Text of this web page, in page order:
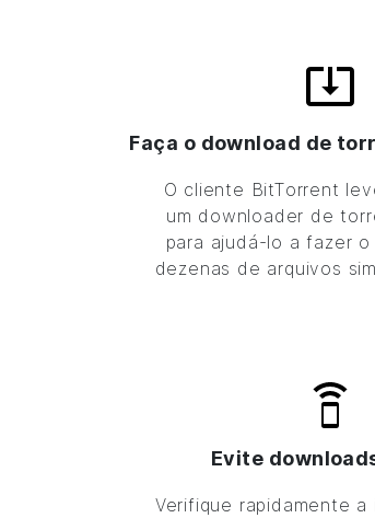
Faça o download de
O cliente BitTorrent
um downloader de
para ajudá-lo a fazer
dezenas de arquivos
Evite
Verifique rapidamente